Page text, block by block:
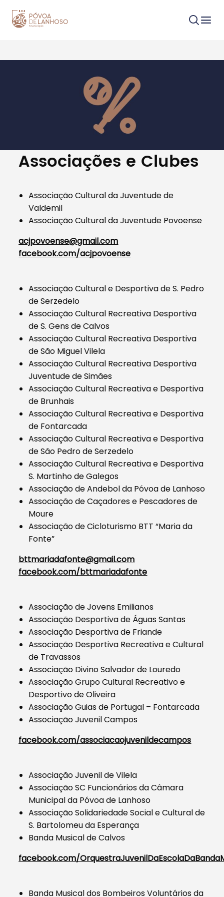
Tipo de conteúdo
Filtros
Associações e Clubes
Associação Cultural da Juventude de
Valdemil
Associação Cultural da Juventude Povoense
acjpovoense@gmail.com
facebook.com/acjpovoense
Associação Cultural e Desportiva de S. Pedro
de Serzedelo
Associação Cultural Recreativa Desportiva
de S. Gens de Calvos
Associação Cultural Recreativa Desportiva
de São Miguel Vilela
Associação Cultural Recreativa Desportiva
Juventude de Simães
Associação Cultural Recreativa e Desportiva
de Brunhais
Associação Cultural Recreativa e Desportiva
de Fontarcada
Associação Cultural Recreativa e Desportiva
de São Pedro de Serzedelo
Associação Cultural Recreativa e Desportiva
S. Martinho de Galegos
Associação de Andebol da Póvoa de Lanhoso
Associação de Caçadores e Pescadores de
Moure
Associação de Cicloturismo BTT “Maria da
Fonte”
bttmariadafonte@gmail.com
facebook.com/bttmariadafonte
Associação de Jovens Emilianos
Associação Desportiva de Águas Santas
Associação Desportiva de Friande
Associação Desportiva Recreativa e Cultural
de Travassos
Associação Divino Salvador de Louredo
Associação Grupo Cultural Recreativo e
Desportivo de Oliveira
Associação Guias de Portugal – Fontarcada
Associação Juvenil Campos
facebook.com/associacaojuvenildecampos
Associação Juvenil de Vilela
Associação SC Funcionários da Câmara
Municipal da Póvoa de Lanhoso
Associação Solidariedade Social e Cultural de
S. Bartolomeu da Esperança
Banda Musical de Calvos
facebook.com/
Banda Musical dos Bombeiros Voluntários da